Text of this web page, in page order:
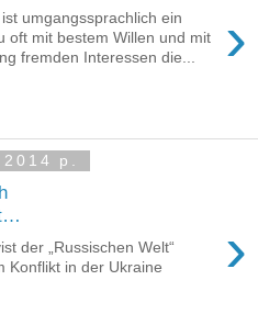
›
umgangssprachlich ein
oft mit bestem Willen und mit
fremden Interessen die...
р.
›
der „Russischen Welt“
Konflikt in der Ukraine